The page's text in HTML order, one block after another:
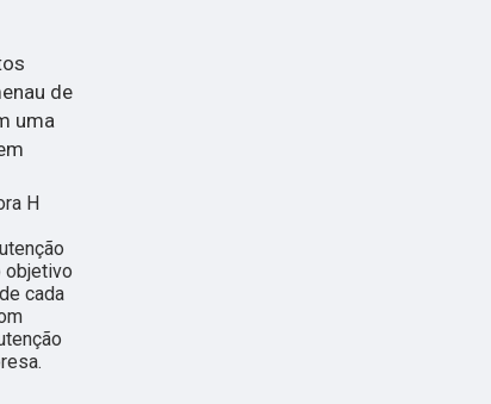
de
uma
H
objetivo
cada